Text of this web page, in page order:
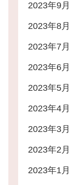
2023年9月
2023年8月
2023年7月
2023年6月
2023年5月
2023年4月
2023年3月
2023年2月
2023年1月